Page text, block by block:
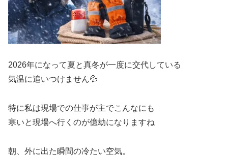
2026年になって夏と真冬が一度に交代している
気温に追いつけません💦
特に私は現場での仕事が主でこんなにも
寒いと現場へ行くのが億劫になりますね
朝、外に出た瞬間の冷たい空気。